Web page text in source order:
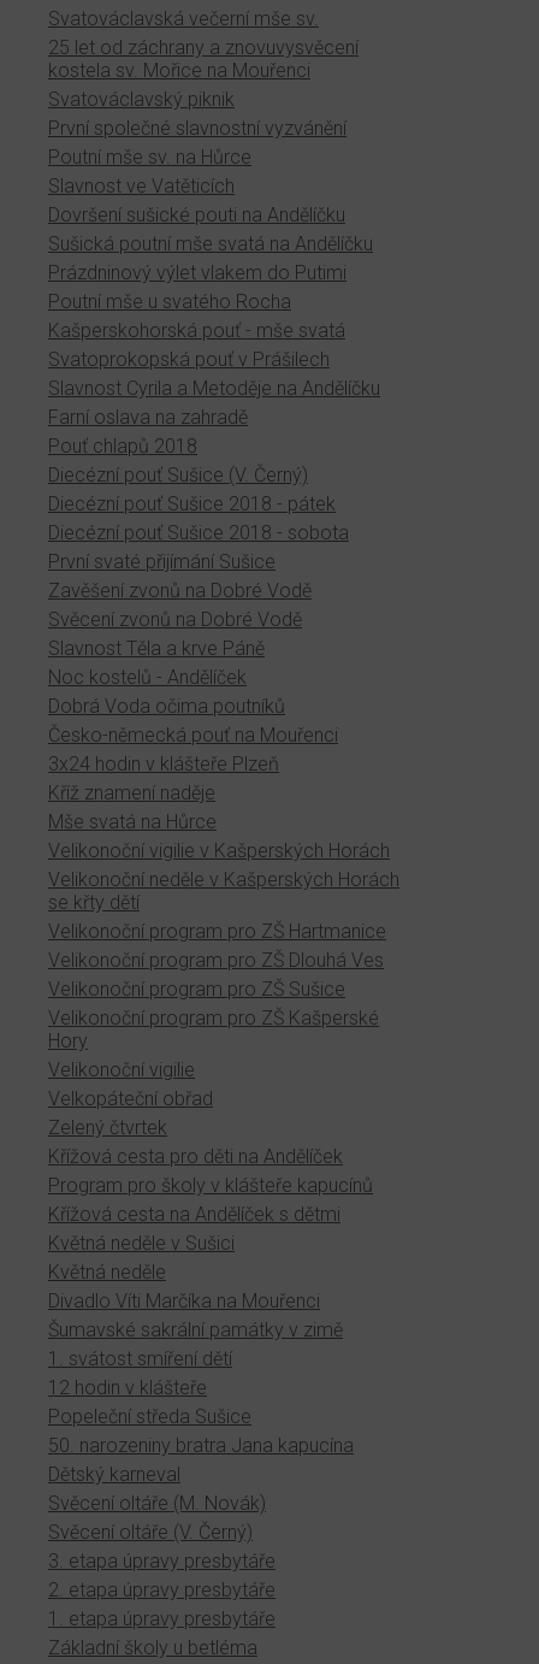
Svatováclavská večerní mše sv.
25 let od záchrany a znovuvysvěcení
kostela sv. Mořice na Mouřenci
Svatováclavský piknik
První společné slavnostní vyzvánění
Poutní mše sv. na Hůrce
Slavnost ve Vatěticích
Dovršení sušické pouti na Andělíčku
Sušická poutní mše svatá na Andělíčku
Prázdninový výlet vlakem do Putimi
Poutní mše u svatého Rocha
Kašperskohorská pouť - mše svatá
Svatoprokopská pouť v Prášilech
Slavnost Cyrila a Metoděje na Andělíčku
Farní oslava na zahradě
Pouť chlapů 2018
Diecézní pouť Sušice (V. Černý)
Diecézní pouť Sušice 2018 - pátek
Diecézní pouť Sušice 2018 - sobota
První svaté přijímání Sušice
Zavěšení zvonů na Dobré Vodě
Svěcení zvonů na Dobré Vodě
Slavnost Těla a krve Páně
Noc kostelů - Andělíček
Dobrá Voda očima poutníků
Česko-německá pouť na Mouřenci
3x24 hodin v klášteře Plzeň
Kříž znamení naděje
Mše svatá na Hůrce
Velikonoční vigilie v Kašperských Horách
Velikonoční neděle v Kašperských Horách
se křty dětí
Velikonoční program pro ZŠ Hartmanice
Velikonoční program pro ZŠ Dlouhá Ves
Velikonoční program pro ZŠ Sušice
Velikonoční program pro ZŠ Kašperské
Hory
Velikonoční vigilie
Velkopáteční obřad
Zelený čtvrtek
Křížová cesta pro děti na Andělíček
Program pro školy v klášteře kapucínů
Křížová cesta na Andělíček s dětmi
Květná neděle v Sušici
Květná neděle
Divadlo Víti Marčíka na Mouřenci
Šumavské sakrální památky v zimě
1. svátost smíření dětí
12 hodin v klášteře
Popeleční středa Sušice
50. narozeniny bratra Jana kapucína
Dětský karneval
Svěcení oltáře (M. Novák)
Svěcení oltáře (V. Černý)
3. etapa úpravy presbytáře
2. etapa úpravy presbytáře
1. etapa úpravy presbytáře
Základní školy u betléma